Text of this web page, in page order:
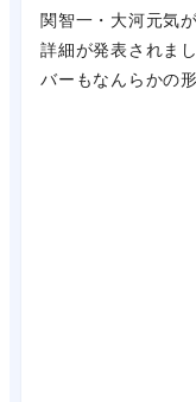
関智一・大河元気
詳細が発表されま
バーもなんらかの